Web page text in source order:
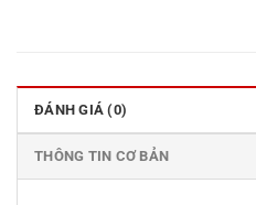
ĐÁNH GIÁ (0)
THÔNG TIN CƠ BẢN